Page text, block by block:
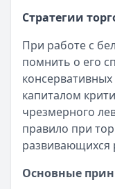
Cashiro— Займ
Срок до: 30дней
Рейтинг:4.7
MoneyMan—
Сумма: до100 000₽
Срок до:364дней
Рейтинг:4.8(18
Турбозайм— Займ
Срок до:21дней
Стратегии
При работе с
помнить о его
капиталом
чрезмерного
правило при
развивающихся
Основные